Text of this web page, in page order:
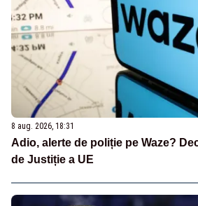
8 aug. 2026, 18:31
Adio, alerte de poliție pe Waze?
de Justiție a UE